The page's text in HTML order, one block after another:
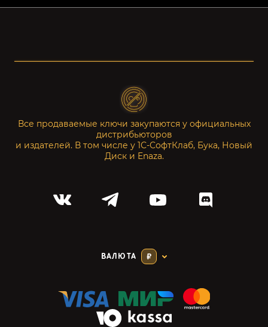
Все продаваемые ключи закупаются у официальных
дистрибьюторов
и издателей. В том числе у 1С-СофтКлаб, Бука, Новый
Диск и Enaza.
ВАЛЮТА ₽